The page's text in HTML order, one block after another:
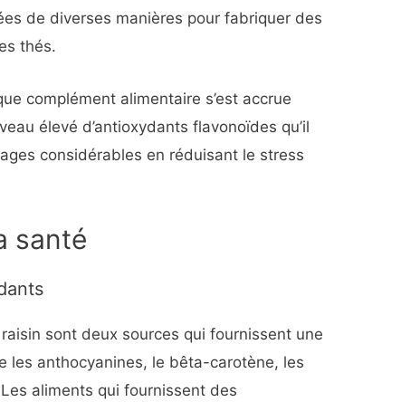
de diverses manières pour fabriquer des
thés.
complément alimentaire s’est accrue
élevé d’antioxydants flavonoïdes qu’il
considérables en réduisant le stress
santé
sont deux sources qui fournissent une
les anthocyanines, le bêta-carotène, les
aliments qui fournissent des